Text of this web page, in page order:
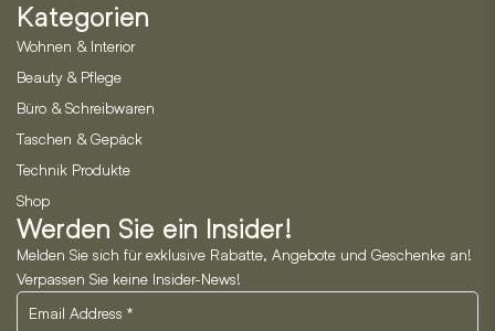
Kategorien
Wohnen & Interior
Beauty & Pflege
Büro & Schreibwaren
Taschen & Gepäck
Technik Produkte
Shop
Werden Sie ein Insider!
Melden Sie sich für exklusive Rabatte, Angebote und Geschenke an!
Verpassen Sie keine Insider-News!